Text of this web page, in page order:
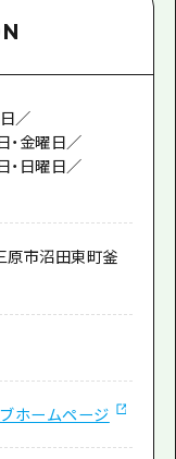
／
金曜日／
日曜日／
原市沼田東町釜
ホームページ